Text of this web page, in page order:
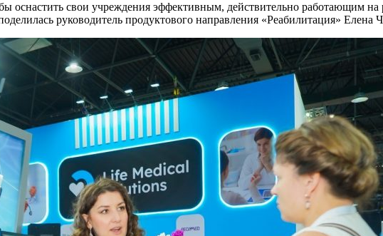
оснастить свои учреждения эффективным, действительно работающим на
руководитель продуктового направления «Реабилитация» Елена